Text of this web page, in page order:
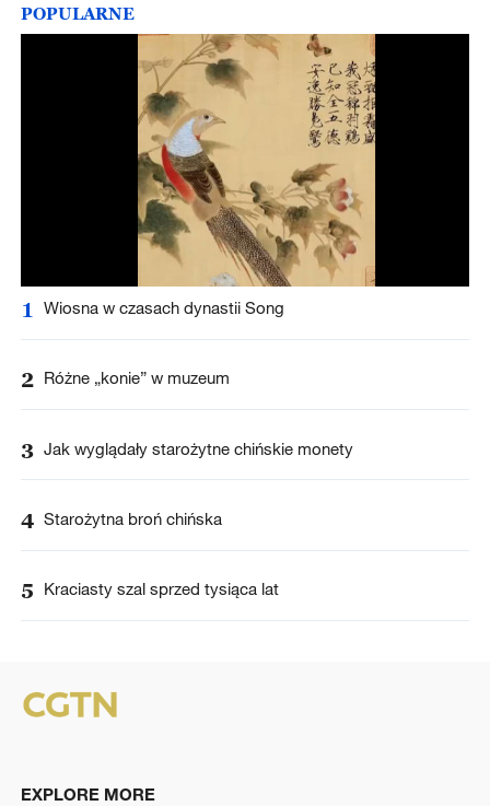
POPULARNE
1 Wiosna w czasach dynastii Song
2 Różne „konie” w muzeum
3 Jak wyglądały starożytne chińskie monety
4 Starożytna broń chińska
5 Kraciasty szal sprzed tysiąca lat
EXPLORE MORE